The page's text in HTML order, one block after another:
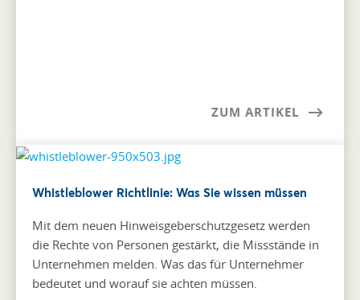
ZUM ARTIKEL
Whistleblower Richtlinie: Was Sie wissen müssen
Mit dem neuen Hinweisgeberschutzgesetz werden
die Rechte von Personen gestärkt, die Missstände in
Unternehmen melden. Was das für Unternehmer
bedeutet und worauf sie achten müssen.